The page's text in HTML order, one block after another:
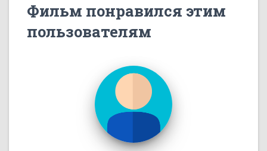
Фильм понравился этим
пользователям